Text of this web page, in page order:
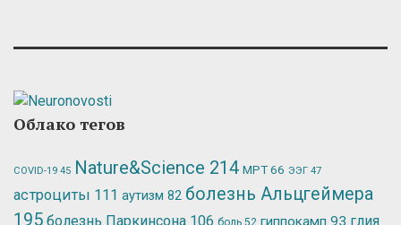
Облако тегов
COVID-19 45 Nature&Science 214 МРТ66 ЭЭГ 47
астроциты 111 аутизм 82 болезнь Альцгеймера
195 болезнь Паркинсона 106 боль 52 гиппокамп 93 глия